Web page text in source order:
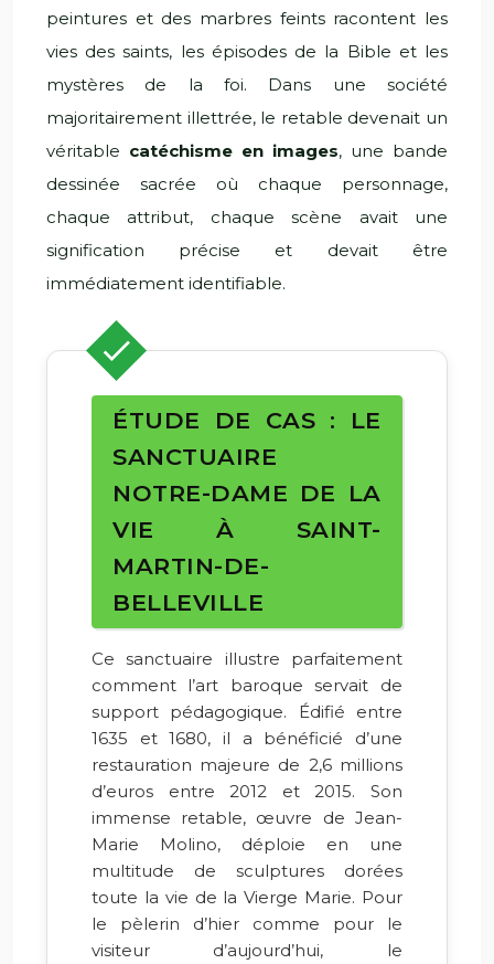
peintures et des marbres feints racontent les
vies des saints, les épisodes de la Bible et les
mystères de la foi. Dans une société
majoritairement illettrée, le retable devenait un
véritable catéchisme en images, une bande
dessinée sacrée où chaque personnage,
chaque attribut, chaque scène avait une
signification précise et devait être
immédiatement identifiable.
ÉTUDE DE CAS : LE
SANCTUAIRE
NOTRE-DAME DE LA
VIE À SAINT-
MARTIN-DE-
BELLEVILLE
Ce sanctuaire illustre parfaitement
comment l’art baroque servait de
support pédagogique. Édifié entre
1635 et 1680, il a bénéficié d’une
restauration majeure de 2,6 millions
d’euros entre 2012 et 2015. Son
immense retable, œuvre de Jean-
Marie Molino, déploie en une
multitude de sculptures dorées
toute la vie de la Vierge Marie. Pour
le pèlerin d’hier comme pour le
visiteur d’aujourd’hui, le